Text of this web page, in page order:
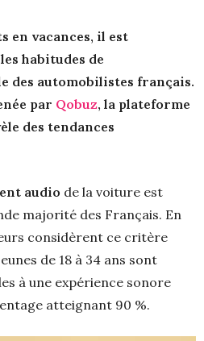
en vacances, il est
habitudes de
des automobilistes français.
par Qobuz, la plateforme
des tendances
audio de la voiture est
majorité des Français. En
considèrent ce critère
de 18 à 34 ans sont
à une expérience sonore
atteignant 90 %.